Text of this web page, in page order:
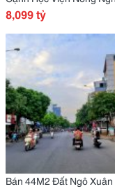
Rộng, Ô Tô Vào. Lh
8,099 tỷ
Bán 44M2 Đất Ngô